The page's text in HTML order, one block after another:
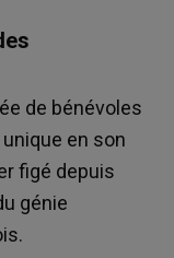
de bénévoles
en son
figé depuis
génie